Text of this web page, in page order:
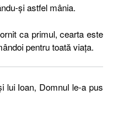
și astfel mânia.
ca primul, cearta este
pentru toată viața.
lui Ioan, Domnul le-a pus